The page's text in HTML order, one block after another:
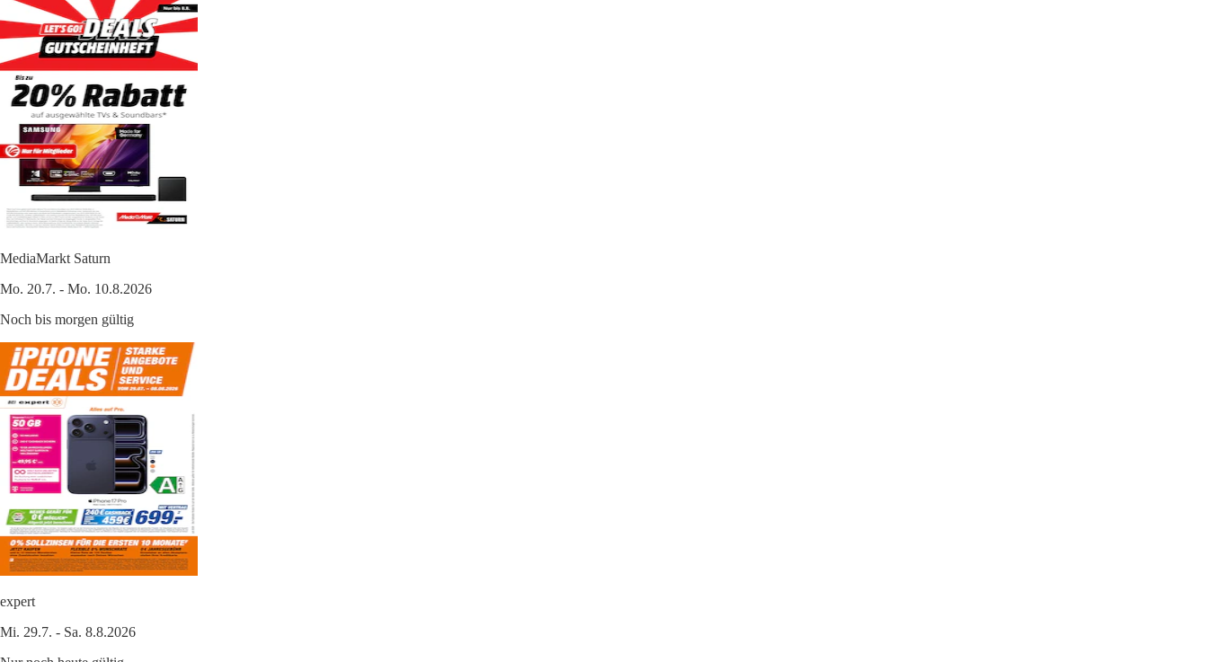
MediaMarkt Saturn
Mo. 20.7. - Mo. 10.8.2026
Noch bis morgen gültig
expert
Mi. 29.7. - Sa. 8.8.2026